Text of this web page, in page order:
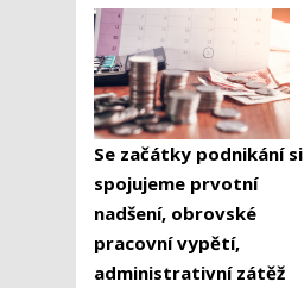
Se začátky podnikání si
spojujeme prvotní
nadšení, obrovské
pracovní vypětí,
administrativní zátěž